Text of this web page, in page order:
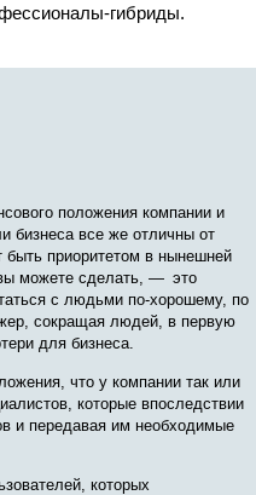
гибриды.
положения компании и
бизнеса все же отличны от
быть приоритетом в нынешней
можете сделать, — это
с людьми по‑хорошему, по
сокращая людей, в первую
для бизнеса.
что у компании так или
которые впоследствии
и передавая им необходимые
которых